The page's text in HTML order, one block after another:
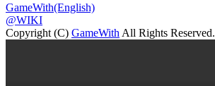
GameWith(English)
@WIKI
Copyright (C) GameWith All Rights Reserved.